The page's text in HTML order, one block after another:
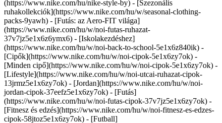
(https://www.nike.com/hu/nike-style-by) - [Szezonális
ruhakollekciók](https://www.nike.com/hu/w/seasonal-clothing-
packs-9yawh) - [Futás: az Aero-FIT világa]
(https://www.nike.com/hu/w/noi-futas-ruhazat-
37v7jz5e1x6z6ymx6) - [Iskolakezdéshez]
(https://www.nike.com/hu/w/noi-back-to-school-5e1x6z840ik) -
[Cipők](https://www.nike.com/hu/w/noi-cipok-5e1x6zy7ok) -
[Minden cipő](https://www.nike.com/hu/w/noi-cipok-5e1x6zy7ok) -
[Lifestyle](https://www.nike.com/hu/w/noi-utcai-ruhazat-cipok-
13jrmz5e1x6zy7ok) - [Jordan](https://www.nike.com/hu/w/noi-
jordan-cipok-37eefz5e1x6zy7ok) - [Futás]
(https://www.nike.com/hu/w/noi-futas-cipok-37v7jz5e1x6zy7ok) -
[Fitnesz és edzés](https://www.nike.com/hu/w/noi-fitnesz-es-edzes-
cipok-58jtoz5e1x6zy7ok) - [Futball]